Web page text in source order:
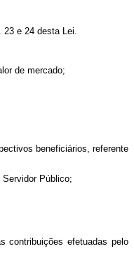
23 e 24 desta Lei.
de mercado;
beneficiários, referente
Público;
contribuições efetuadas pelo